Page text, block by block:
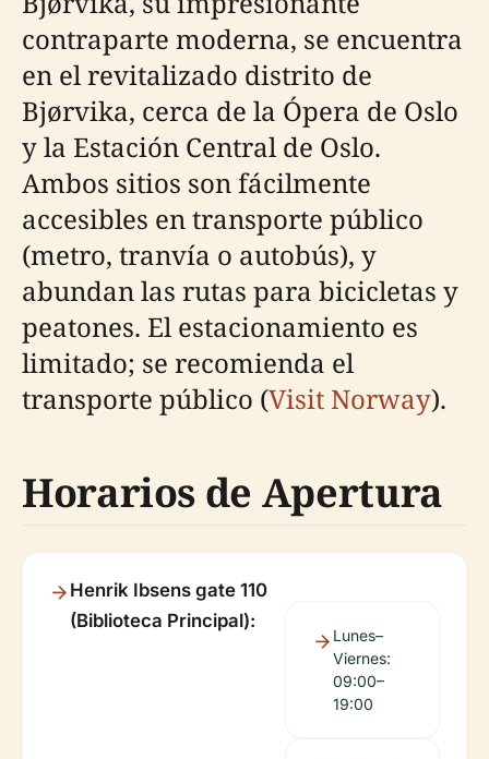
contraparte moderna, se encuentra
en el revitalizado distrito de
Bjørvika, cerca de la Ópera de Oslo
y la Estación Central de Oslo.
Ambos sitios son fácilmente
accesibles en transporte público
(metro, tranvía o autobús), y
abundan las rutas para bicicletas y
peatones. El estacionamiento es
limitado; se recomienda el
transporte público (Visit Norway).
Horarios de Apertura
Henrik Ibsens gate 110
(Biblioteca Principal):
Lunes–
Viernes:
09:00–
19:00